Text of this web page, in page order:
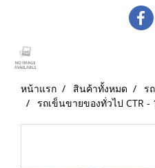
หน้าแรก สินค้าทั้งหมด
ร
รถเข็นขายของทั่วไป CTR -